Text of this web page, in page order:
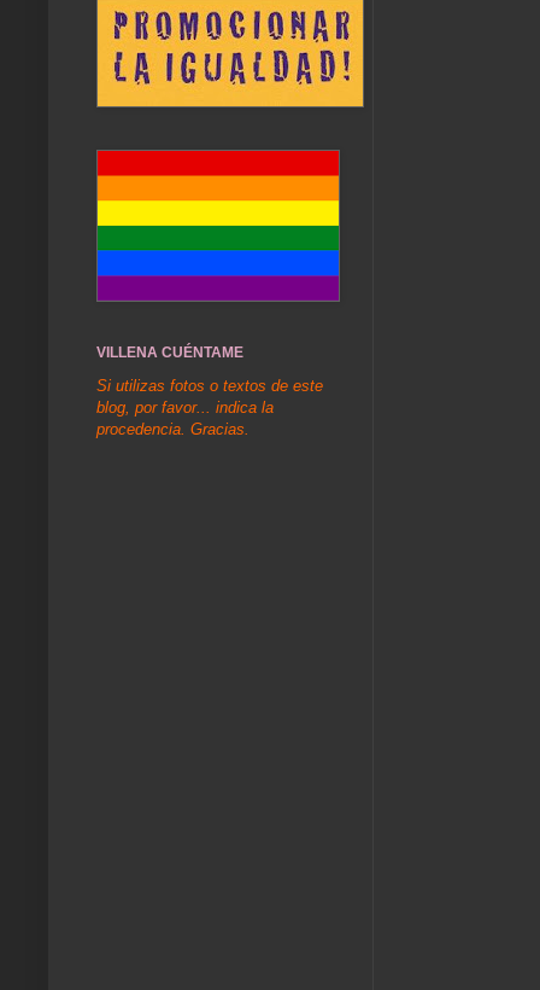
VILLENA CUÉNTAME
Si utilizas fotos o textos de este
blog, por favor... indica la
procedencia. Gracias.